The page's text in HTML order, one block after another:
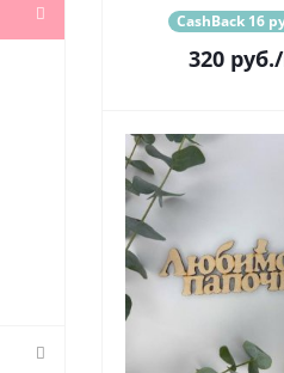
CashBack 16
320руб.